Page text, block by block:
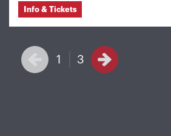
Info & Tickets
1 3